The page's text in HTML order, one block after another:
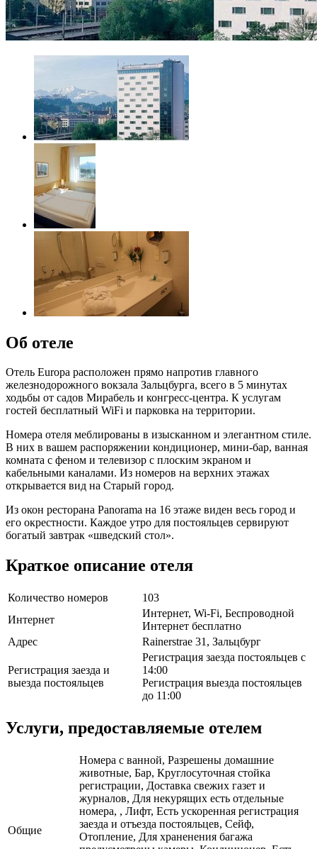
Об отеле
Отель Europa расположен прямо напротив главного
железнодорожного вокзала Зальцбурга, всего в 5 минутах
ходьбы от садов Мирабель и конгресс-центра. К услугам
гостей бесплатный WiFi и парковка на территории.
Номера отеля меблированы в изысканном и элегантном стиле.
В них в вашем распоряжении кондиционер, мини-бар, ванная
комната с феном и телевизор с плоским экраном и
кабельными каналами. Из номеров на верхних этажах
открывается вид на Старый город.
Из окон ресторана Panorama на 16 этаже виден весь город и
его окрестности. Каждое утро для постояльцев сервируют
богатый завтрак «шведский стол».
Краткое описание отеля
Количество номеров
103
Интернет
Интернет, Wi-Fi, Беспроводной
Интернет бесплатно
Адрес
Rainerstrae 31, Зальцбург
Регистрация заезда и
выезда постояльцев
Регистрация заезда постояльцев с
14:00
Регистрация выезда постояльцев
до 11:00
Услуги, предоставляемые отелем
Общие
Номера с ванной, Разрешены домашние
животные, Бар, Круглосуточная стойка
регистрации, Доставка свежих газет и
журналов, Для некурящих есть отдельные
номера, , Лифт, Есть ускоренная регистрация
заезда и отъезда постояльцев, Сейф,
Отопление, Для храненения багажа